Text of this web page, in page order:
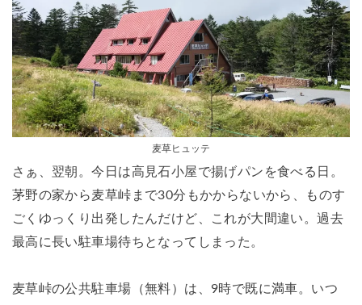
麦草ヒュッテ
さぁ、翌朝。今日は高見石小屋で揚げパンを食べる日。
茅野の家から麦草峠まで30分もかからないから、ものす
ごくゆっくり出発したんだけど、これが大間違い。過去
最高に長い駐車場待ちとなってしまった。
麦草峠の公共駐車場（無料）は、9時で既に満車。いつ